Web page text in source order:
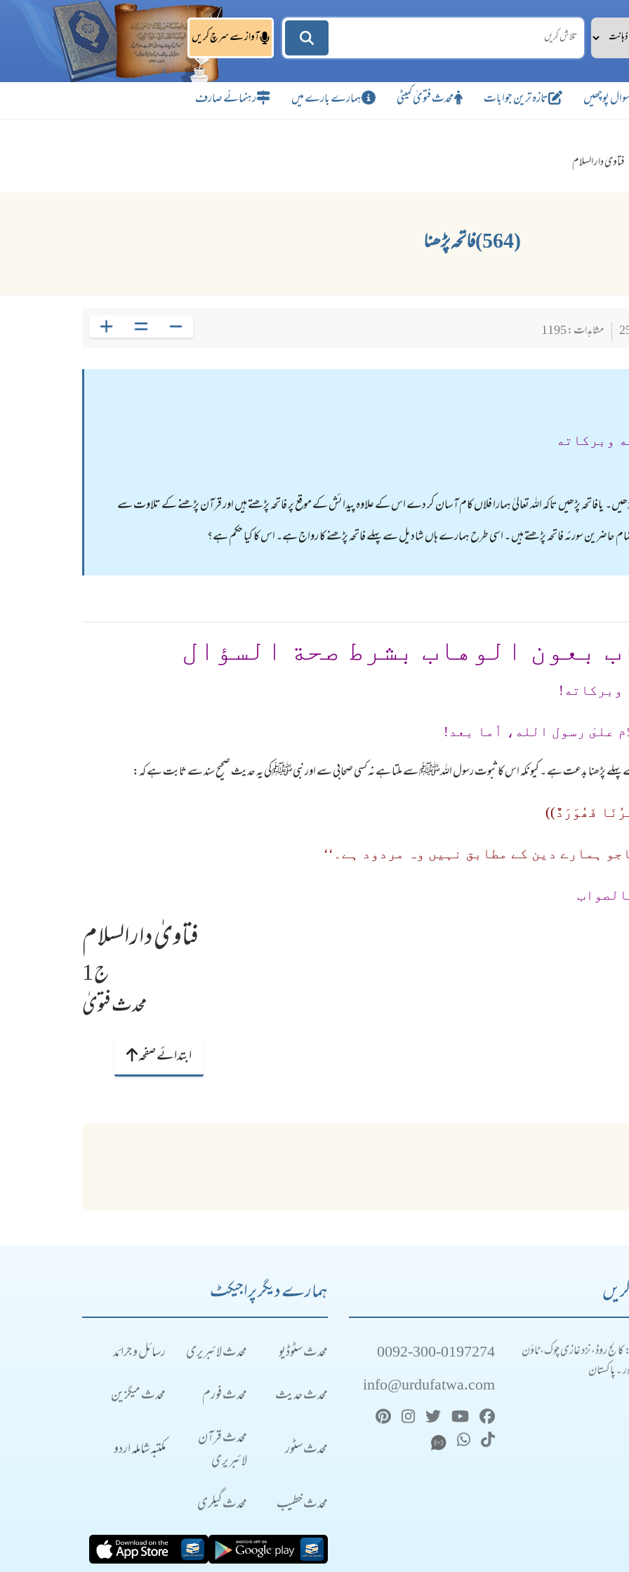
آواز سے سرچ کریں
پوچھیں تازہ ترین جوابات محدث فتویٰ کمیٹی ہمارے بارے میں رہنمائے صارف
فتاوی دار السلام
(564)فاتحہ پڑھنا
مشاہدات : 1195
وبركاته
یافاتحہ پڑھیں تاکہ اللہ تعالیٰ ہمارا فلاں کام آسان کر دے اس کے علاوہ پیدائش کے موقع پر فاتحہ پڑھتے ہیں اور قرآن پڑھنے کے تلاوت سے
حاضرین سورئہ فاتحہ پڑھتے ہیں ۔ اسی طرح ہمارے ہاں شادیل سے پہلے فاتحہ پڑھنے کا رواج ہے۔ اس کا کیا حکم ہے؟
بعون الوهاب بشرط صحة السؤال
وبرکاته!
علىٰ رسول الله، أما بعد!
پہلے پڑھنا بدعت ہے ۔ کیونکہ اس کا ثبوت رسول اللہﷺ سے ملتا ہے نہ کسی صحابی سے اور نبیﷺکی یہ حدیث صحیح سند سے ثابت ہے کہ:
فَھُوَرَدٌّ))
ہمارے دین کے مطابق نہیں وہ مردود ہے۔‘‘
فتاویٰ دارالسلام
ج 1
محدث فتویٰ
ابتدائے صفحہ
کالج روڈ، نزد غازی چوک، ٹاؤن
۔ پاکستان
0092-300-0197274
info@urdufatwa.com
ہمارے دیگر پراجیکٹ
محدث سٹوڈیو محدث لائبریری
رسائل و جرائد
محدث حدیث
محدث فورم محدث میگزین
محدث سٹور
محدث قرآن
لائبریری
مکتبہ شاملہ اردو
محدث خطیب محدث گیلری